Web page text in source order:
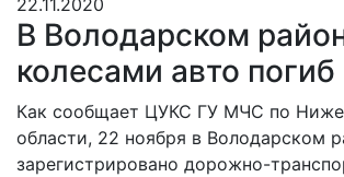
22.11.2020
В Володарском
колесами авто
Как сообщает ЦУКС ГУ МЧС по
области, 22 ноября в Володарском
зарегистрировано дорожно-